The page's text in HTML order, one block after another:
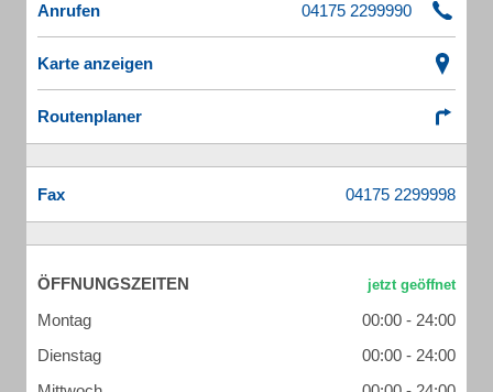
Anrufen
Karte anzeigen
Routenplaner
Fax
ÖFFNUNGSZEITEN
Montag
00:00 - 24:00
Dienstag
00:00 - 24:00